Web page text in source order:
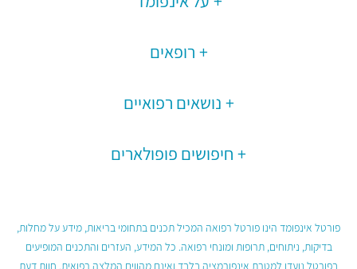
רופאים
נושאים רפואיים
חיפושים פופולארים
פורטל אינפומד הינו פורטל רפואה המכיל תכנים בתחומי בריאות, מידע על מחלות,
בדיקות, ניתוחים, תרופות ומונחי רפואה. כל המידע, העזרים והתכנים המופיעים
בפורטל נועדו למטרת אינפורמציה בלבד ואינם מהווים המלצה רפואית, חוות דעת